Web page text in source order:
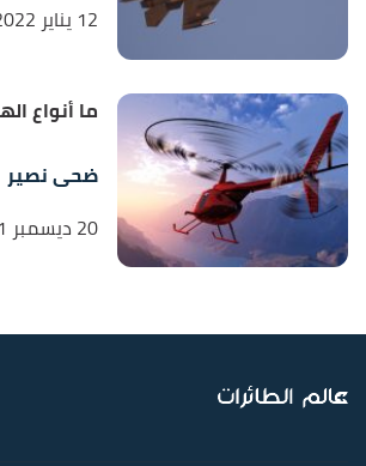
12 يناير 2022
ما أنواع
ضحى نصير
20 ديسمبر 2021